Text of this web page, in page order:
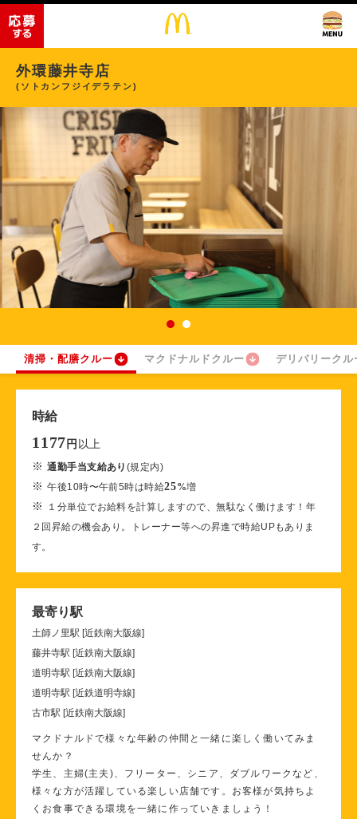
外環藤井寺店
(ソトカンフジイデラテン)
清掃・配膳クルー マクドナルドクルー デリバリークル
時給
1177 円 以上
※通勤手当支給あり (規定内)
※午後10時〜午前5時は時給25%増
※
１分単位でお給料を計算しますので、無駄なく働けます！年
２回昇給の機会あり。トレーナー等への昇進で時給UPもありま
す。
最寄り駅
土師ノ里駅 [近鉄南大阪線]
藤井寺駅 [近鉄南大阪線]
道明寺駅 [近鉄南大阪線]
道明寺駅 [近鉄道明寺線]
古市駅 [近鉄南大阪線]
マクドナルドで様々な年齢の仲間と一緒に楽しく働いてみま
せんか？
学生、主婦(主夫)、フリーター、シニア、ダブルワークなど、
様々な方が活躍している楽しい店舗です。お客様が気持ちよ
くお食事できる環境を一緒に作っていきましょう！